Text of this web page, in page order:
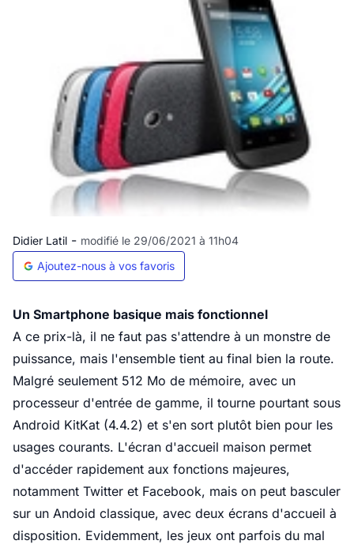
Didier Latil - modifié le 29/06/2021 à 11h04
Ajoutez-nous à vos favoris
Un Smartphone basique mais fonctionnel
A ce prix-là, il ne faut pas s'attendre à un monstre de
puissance, mais l'ensemble tient au final bien la route.
Malgré seulement 512 Mo de mémoire, avec un
processeur d'entrée de gamme, il tourne pourtant sous
Android KitKat (4.4.2) et s'en sort plutôt bien pour les
usages courants. L'écran d'accueil maison permet
d'accéder rapidement aux fonctions majeures,
notamment Twitter et Facebook, mais on peut basculer
sur un Andoid classique, avec deux écrans d'accueil à
disposition. Evidemment, les jeux ont parfois du mal